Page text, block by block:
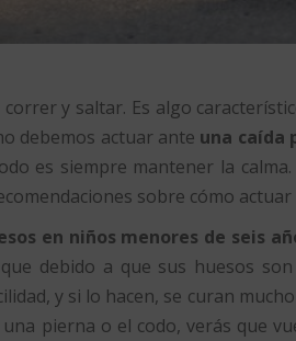
y saltar. Es algo
debemos actuar ante una caída
es siempre mantener la
sobre cómo
en niños menores de seis
debido a que sus huesos
y si lo hacen, se curan
pierna o el codo, verás que